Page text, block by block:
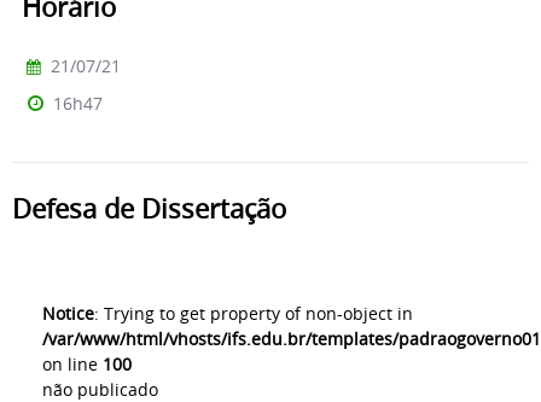
Horário
21/07/21
16h47
Defesa de Dissertação
Notice: Trying to get property of non-object in
/var/www/html/vhosts/ifs.edu.br/templates/
on line 100
não publicado